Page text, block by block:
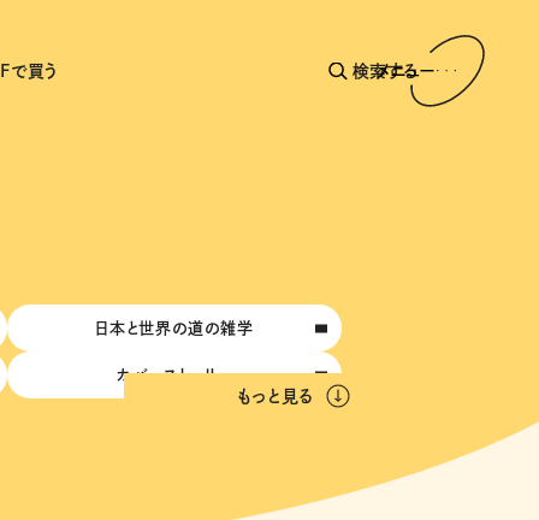
で買う 検索する
メニュー
日本と世界の道の雑学
カバーストーリー
もっと見る